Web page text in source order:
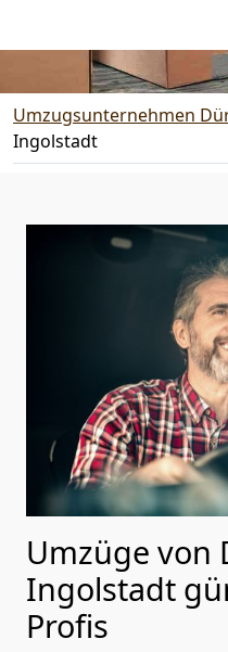
Umzugsunternehmen
Ingolstadt
Umzüge von
Ingolstadt
Profis